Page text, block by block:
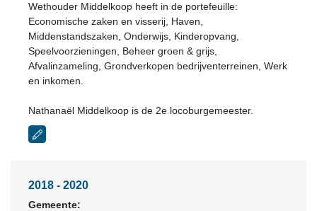
Wethouder Middelkoop heeft in de portefeuille:
Economische zaken en visserij, Haven,
Middenstandszaken, Onderwijs, Kinderopvang,
Speelvoorzieningen, Beheer groen & grijs,
Afvalinzameling, Grondverkopen bedrijventerreinen, Werk
en inkomen.
Nathanaël Middelkoop is de 2e locoburgemeester.
2018 - 2020
Gemeente: